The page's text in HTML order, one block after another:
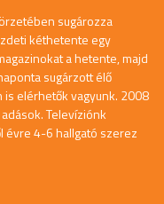
sugározza
kéthetente egy
a hetente, majd
sugárzott élő
elérhetők vagyunk. 2008
Televíziónk
évre 4-6 hallgató szerez